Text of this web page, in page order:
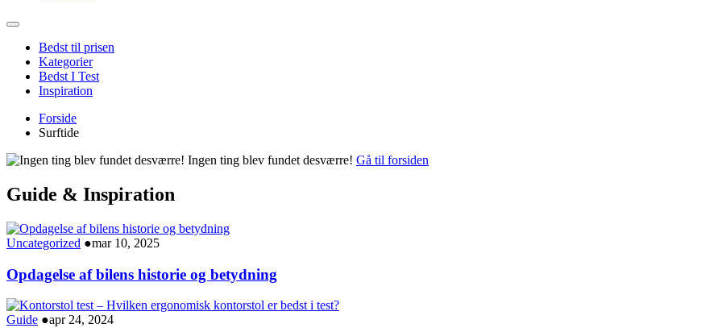
Bedst til prisen
Kategorier
Bedst I Test
Inspiration
Forside
Surftide
Ingen ting blev fundet desværre! Gå til forsiden
Guide & Inspiration
Uncategorized ●mar 10, 2025
Opdagelse af bilens historie og betydning
Guide ●apr 24, 2024